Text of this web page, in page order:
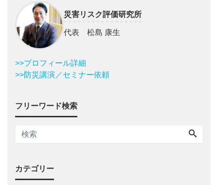
災害リスク評価研究所
代表 松島 康生
>>プロフィール詳細
>>防災講演／セミナー依頼
フリーワード検索
カテゴリー